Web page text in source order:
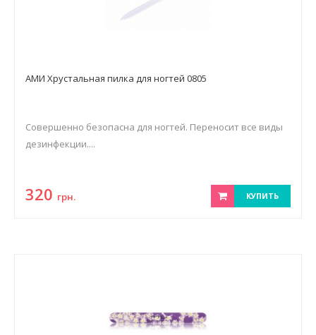
АМИ Хрустальная пилка для ногтей 0805
Совершенно безопасна для ногтей. Переносит все виды
дезинфекции....
320 грн. КУПИТЬ